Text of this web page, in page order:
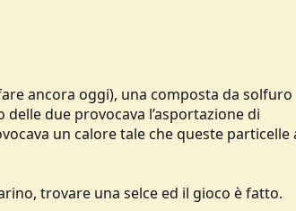
ancora oggi), una composta da solfuro
due provocava l’asportazione di
un calore tale che queste particelle
trovare una selce ed il gioco è fatto.